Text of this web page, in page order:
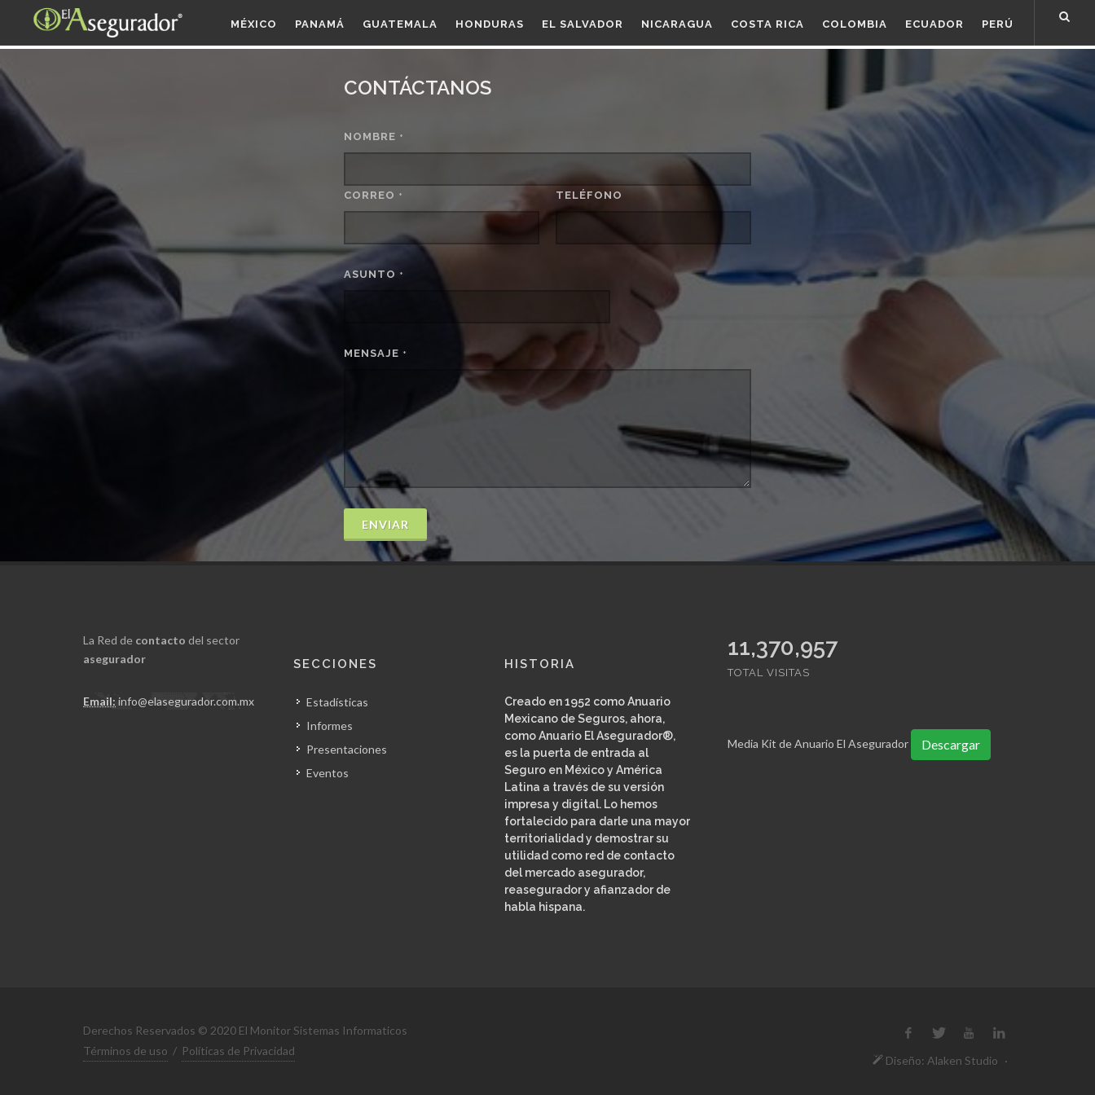
MÉXICO PANAMÁ GUATEMALA HONDURAS EL SALVADOR NICARAGUA COSTA RICA COLOMBIA ECUADOR PERÚ
CONTÁCTANOS
NOMBRE *
CORREO * TELÉFONO
ASUNTO *
MENSAJE *
ENVIAR
La Red de contacto del sector
asegurador
Email: info@elasegurador.com.mx
SECCIONES
Estadísticas
Informes
Presentaciones
Eventos
HISTORIA
Creado en 1952 como Anuario
Mexicano de Seguros, ahora,
como Anuario El Asegurador®,
es la puerta de entrada al
Seguro en México y América
Latina a través de su versión
impresa y digital. Lo hemos
fortalecido para darle una mayor
territorialidad y demostrar su
utilidad como red de contacto
del mercado asegurador,
reasegurador y afianzador de
habla hispana.
11,370,957
TOTAL VISITAS
Media Kit de Anuario El Asegurador Descargar
Derechos Reservados © 2020 El Monitor Sistemas Informaticos
Términos de uso / Políticas de Privacidad
Diseño: Alaken Studio ·